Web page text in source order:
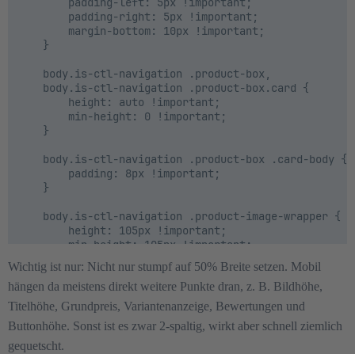
        padding-right: 5px !important;
        margin-bottom: 10px !important;
    }
    body.is-ctl-navigation .product-box,
    body.is-ctl-navigation .product-box.card {
        height: auto !important;
        min-height: 0 !important;
    }
    body.is-ctl-navigation .product-box .card-body {
        padding: 8px !important;
    }
    body.is-ctl-navigation .product-image-wrapper {
        height: 105px !important;
        min-height: 105px !important;
        margin-bottom: 6px !important;
    }
    body.is-ctl-navigation .product-image {
        max-height: 100px !important;
        object-fit: contain !important;
    }
Wichtig ist nur: Nicht nur stumpf auf 50% Breite setzen. Mobil
hängen da meistens direkt weitere Punkte dran, z. B. Bildhöhe,
Titelhöhe, Grundpreis, Variantenanzeige, Bewertungen und
Buttonhöhe. Sonst ist es zwar 2-spaltig, wirkt aber schnell ziemlich
gequetscht.